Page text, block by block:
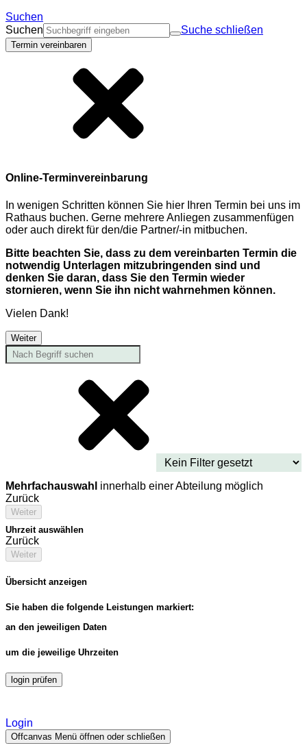
Suchen
Suchen
Suche schließen
Termin vereinbaren
Online-Terminvereinbarung
In wenigen Schritten können Sie hier Ihren Termin bei uns im
Rathaus buchen. Gerne mehrere Anliegen zusammenfügen
oder auch direkt für den/die Partner/-in mitbuchen.
Bitte beachten Sie, dass zu dem vereinbarten Termin die
notwendig Unterlagen mitzubringenden sind und
denken Sie daran, dass Sie den Termin wieder
stornieren, wenn Sie ihn nicht wahrnehmen können.
Vielen Dank!
Weiter
Mehrfachauswahl innerhalb einer Abteilung möglich
Zurück
Weiter
Uhrzeit auswählen
Zurück
Weiter
Übersicht anzeigen
Sie haben die folgende Leistungen markiert:
an den jeweiligen Daten
um die jeweilige Uhrzeiten
login prüfen
Login
Offcanvas Menü öffnen oder schließen